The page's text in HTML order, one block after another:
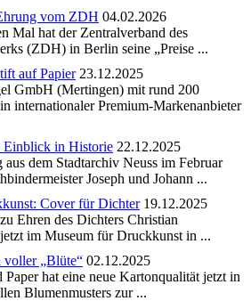
vom ZDH 04.02.2026
Mal hat der Zentralverband des
(ZDH) in Berlin seine „Preise ...
auf Papier23.12.2025
GmbH (Mertingen) mit rund 200
internationaler Premium-Markenanbieter
Einblick in Historie 22.12.2025
dem Stadtarchiv Neuss im Februar
Joseph und Johann ...
Cover für Dichter19.12.2025
Ehren des Dichters Christian
im Museum für Druckkunst in ...
„Blüte“ 02.12.2025
hat eine neue Kartonqualität jetzt in
Blumenmusters zur ...